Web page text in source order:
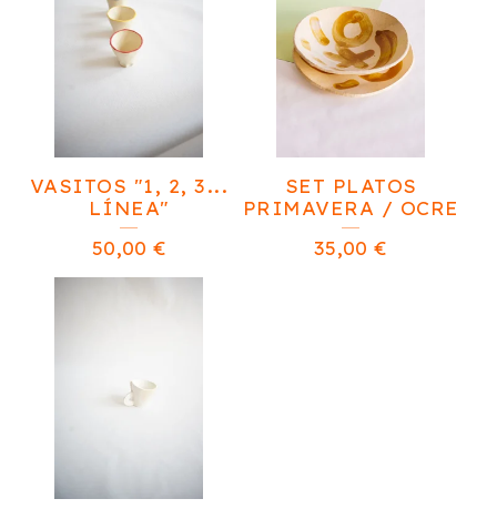
VASITOS "1, 2, 3...
LÍNEA"
50,00 €
SET PLATOS
PRIMAVERA / OCRE
35,00 €